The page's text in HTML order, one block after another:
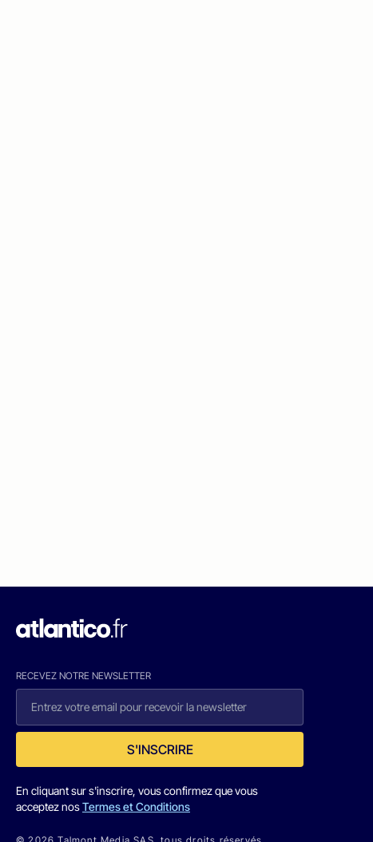
RECEVEZ NOTRE NEWSLETTER
S'INSCRIRE
En cliquant sur s'inscrire, vous confirmez que vous
acceptez nosTermes et Conditions